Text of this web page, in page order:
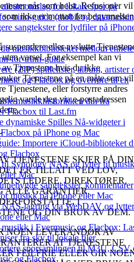
for lokale spor på
trinn-guide (mobil og
sangtekster for lydfiler på
musikkbiblioteket mellom
for-trinn-guide
(ZIP) spillelister, album, artister
og Flacbox og overføre til en
musikkhistorikken din fra
Flacbox til Last.fm
dynamiske Spilles Nå-widgeter i
på iPhone og Mac
Importere iCloud-biblioteket
Flacbox
til Synology NAS og lytter til
Mac
sangtekster, kommentarer
musikk på iPhone eller Mac
lagring via WebDAV og
eller Mac
i Evermusic og Flacbox:
fra sky til lokale filer
sporsamlingen til M3U, CSV
og Flacbox
når som helst. Refusjoner vil
ikke er mottatt før begynnelsen
eller avslutte
varsel. For eksempel kan vi
Tjenestene hvis du ikke
Tjenestene på en måte som vil
Tjenestene, eller forstyrre andres
varsle deg via e-postadressen
TJENESTENE SKJER PÅ DIN
ER TILLATT VED LOV,
LEDERE, DIREKTØRER,
ALLE GARANTIER,
I
OG DIN BRUK AV DEM.
NOEN LEVERANDØR AV
AT TJENESTENE
FEILFRIE ELLER GIR